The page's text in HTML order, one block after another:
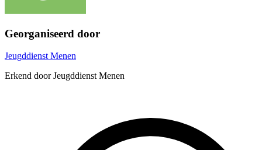
Georganiseerd door
Jeugddienst Menen
Erkend door Jeugddienst Menen